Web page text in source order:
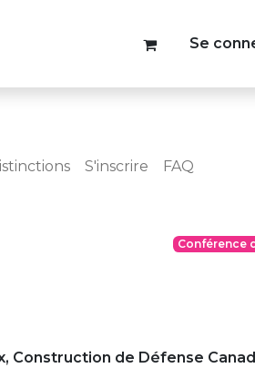
Se
S'inscrire
FAQ
Conférence
Construction de Défense